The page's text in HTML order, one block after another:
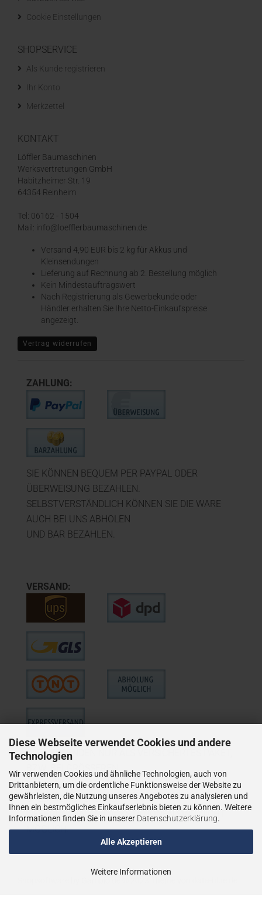
Diese Webseite verwendet Cookies und andere
Technologien
Wir verwenden Cookies und ähnliche Technologien, auch von
Drittanbietern, um die ordentliche Funktionsweise der Website zu
gewährleisten, die Nutzung unseres Angebotes zu analysieren und
Ihnen ein bestmögliches Einkaufserlebnis bieten zu können. Weitere
Informationen finden Sie in unserer Datenschutzerklärung.
Alle Akzeptieren
Weitere Informationen
Cookie Einstellungen
SHOPSERVICE
Als Kunde registrieren
Ihr Konto
Merkzettel
KONTAKT
Löffler Baumaschinen
Werksvertretungen GmbH
Habitzheimer Str. 19
64354 Reinheim
Tel: 06162 - 1504
Mail: info@loefflerbaumaschinen.de
Versand 4,90 EUR bis 2 kg für Akkus und
Kleinsendungen
​Lieferung auf Rechnung ab 2. Bestellung möglich
Kein Mindestauftragswert
Nach Registrierung als Gewerbekunde oder
Händler erhalten Sie Ihre Netto-Einkaufspreise
angezeigt.
Vertrag widerrufen
ZAHLUNG:
SIE KÖNNEN BEQUEM PER PAYPAL ODER
ÜBERWEISUNG BEZAHLEN.
SELBSTVERSTÄNDLICH KÖNNEN SIE DIE WARE
AUCH BEI UNS ABHOLEN
UND BAR BEZAHLEN.
VERSAND:
WIE VERSENDEN NUR ALS VERSICHERTES PAKET,
BZW. BEI GRÖSSEREN
LIEFERUNGEN ALS VERSICHERTER
SPEDITIONSVERSAND.
LIEFERUNGEN AN PACKSTATIONEN SIND NICHT
MÖGLICH.